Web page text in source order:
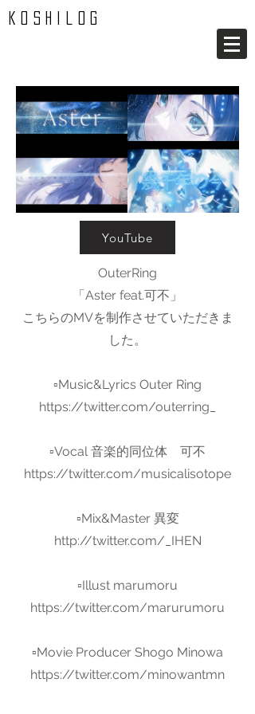
koshilog
YouTube
OuterRing
「Aster feat.可不」
こちらのMVを制作させていただきま
した。
▫︎Music&Lyrics Outer Ring
https://twitter.com/outerring_
▫︎Vocal 音楽的同位体 可不
https://twitter.com/musicalisotope
▫︎Mix&Master 異変
http://twitter.com/_IHEN
▫︎Illust marumoru
https://twitter.com/marurumoru
▫︎Movie Producer Shogo Minowa
https://twitter.com/minowantmn